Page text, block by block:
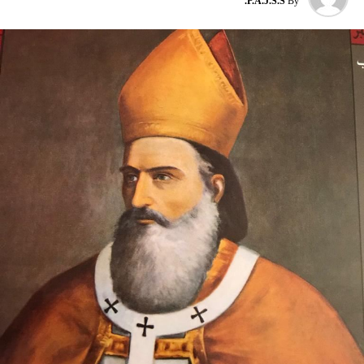
حدث تاريخي مأسوي كهذا».
واصطحب الرئيس الفرنسي إيمانويل ماكرون شي إلى منطقة
البيرينيه الجبلية أمس، في اليوم الثاني من زيارة دولة من شأنها
أن تسمح بحوار مباشر عن الحرب في أوكرانيا والخلافات
ووصل الزعيمان برفقة زوجتيهما بُعيد الظهر إلى جبل تورماليه،
إحدى محطات الصعود في طواف فرنسا للدرّاجات في أعالي
البيرينيه في جنوب غرب البلاد، حيث ما زال الطقس شتويّاً على
وقصد ماكرون مطعماً جبليّاً يقع على ارتفاع كبير، حيث تناول
الرئيسان مع زوجتيهما الغداء. وقدّم ماكرون هناك هدايا لنظيره
من بطانيات صوف من جبال البيرينيه، وزجاجة أرمانياك،
وقبعات، وسروال أصفر من سباق فرنسا للدرّاجات.
وقال ماكرون لشي: «أعلم أنك تُحبّ الرياضة… سنكون سعداء
وقال دييغو دارين، الخبير في شؤون هايتي من مجموعة الأزمات
الدولية، لبي بي سي إن الأزمة تفاقمت بعد توحيد العصابات
جبهتهم التي كانت متناحرة منذ وقت قريب.